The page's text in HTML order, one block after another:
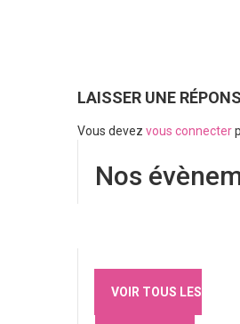
LAISSER UNE
Vous devez vous connecter
Nos
VOIR TOUS LES